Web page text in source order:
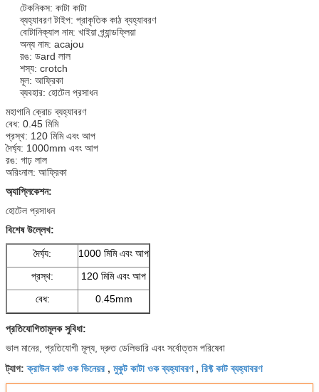
টেকনিকস: কাটা কাটা
ব্যহ্যাবরণ টাইপ: প্রাকৃতিক কাঠ ব্যহ্যাবরণ
বোটানিক্যাল নাম: খাইয়া গ্র্যান্ডফ্লিয়া
অন্য নাম: acajou
রঙ: ডard লাল
শস্য: crotch
মূল: আফ্রিকা
ব্যবহার: হোটেল প্রসাধন
মহাগানি ক্রোচ ব্যহ্যাবরণ
বেধ: 0.45 মিমি
প্রস্থ: 120 মিমি এবং আপ
দৈর্ঘ্য: 1000mm এবং আপ
রঙ: গাঢ় লাল
অরিংনাল: আফ্রিকা
অ্যাপ্লিকেশন:
হোটেল প্রসাধন
বিশেষ উল্লেখ:
দৈর্ঘ্য:
1000 মিমি এবং আপ
প্রস্থ:
120 মিমি এবং আপ
বেধ:
0.45mm
প্রতিযোগিতামূলক সুবিধা:
ভাল মানের, প্রতিযোগী মূল্য, দ্রুত ডেলিভারি এবং সর্বোত্তম পরিষেবা
ট্যাগ:ক্রাউন কাট ওক ভিনেয়র , মুকুট কাটা ওক ব্যহ্যাবরণ, রিফ্ট কাট ব্যহ্যাবরণ